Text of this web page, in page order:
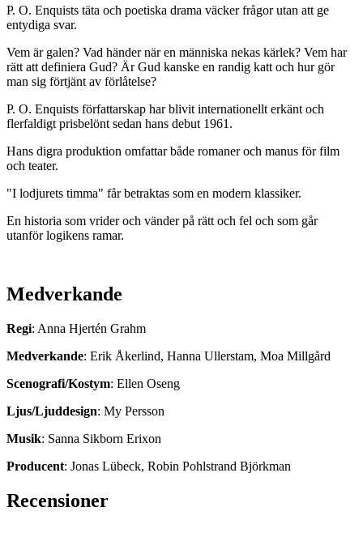
P. O. Enquists täta och poetiska drama väcker frågor utan att ge
entydiga svar.
Vem är galen? Vad händer när en människa nekas kärlek? Vem har
rätt att definiera Gud? Är Gud kanske en randig katt och hur gör
man sig förtjänt av förlåtelse?
P. O. Enquists författarskap har blivit internationellt erkänt och
flerfaldigt prisbelönt sedan hans debut 1961.
Hans digra produktion omfattar både romaner och manus för film
och teater.
"I lodjurets timma" får betraktas som en modern klassiker.
En historia som vrider och vänder på rätt och fel och som går
utanför logikens ramar.
Medverkande
Regi: Anna Hjertén Grahm
Medverkande: Erik Åkerlind, Hanna Ullerstam, Moa Millgård
Scenografi/Kostym: Ellen Oseng
Ljus/Ljuddesign: My Persson
Musik: Sanna Sikborn Erixon
Producent: Jonas Lübeck, Robin Pohlstrand Björkman
Recensioner